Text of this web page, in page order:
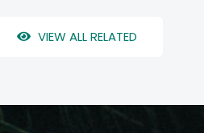
VIEW ALL RELATED